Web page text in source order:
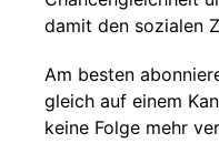
damit den sozialen
Am besten
gleich auf einem
keine Folge mehr